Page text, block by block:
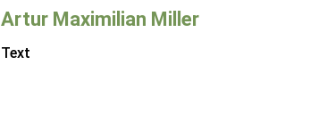
Artur Maximilian Miller
Text